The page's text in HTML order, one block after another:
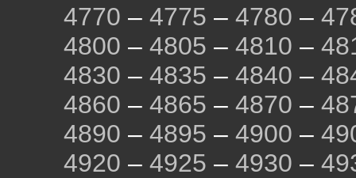
4770 – 4775 – 4780 –
4800 – 4805 – 4810 –
4830 – 4835 – 4840 –
4860 – 4865 – 4870 –
4890 – 4895 – 4900 –
4920 – 4925 – 4930 –